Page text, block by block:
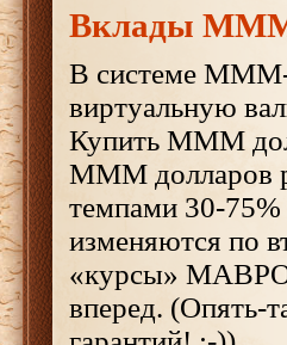
Вклады
В системе МММ-
виртуальную
Купить МММ
МММ долларов
темпами 30-75%
изменяются по
«курсы» МАВРО
вперед. (Опять-